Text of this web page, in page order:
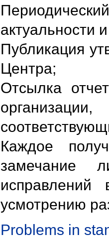
актуальности
Публикация
Центра;
Отсылка
Каждое
замечание
исправлений
усмотрению
Problems in